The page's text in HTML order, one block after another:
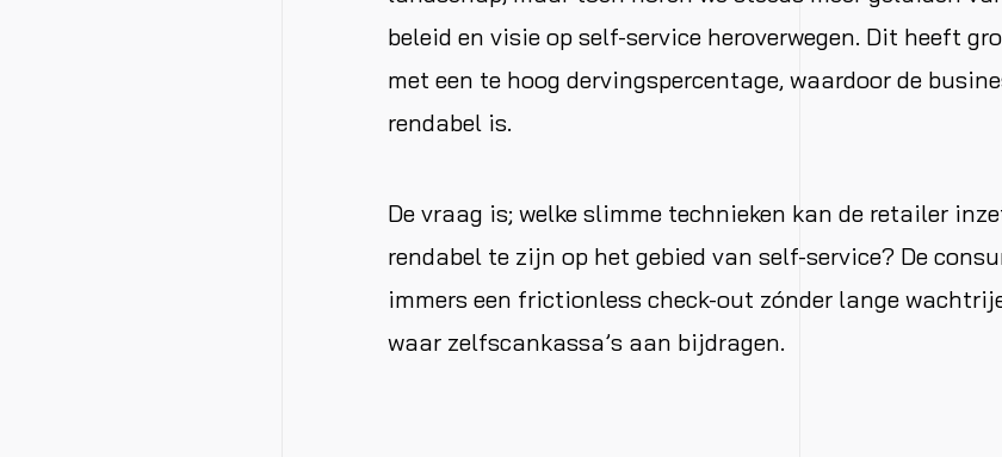
beleid en visie op self-service heroverwegen. Dit heeft
met een te hoog dervingspercentage, waardoor de
rendabel is.
De vraag is; welke slimme technieken kan de retailer
rendabel te zijn op het gebied van self-service? De
immers een frictionless check-out zónder lange
waar zelfscankassa’s aan bijdragen.